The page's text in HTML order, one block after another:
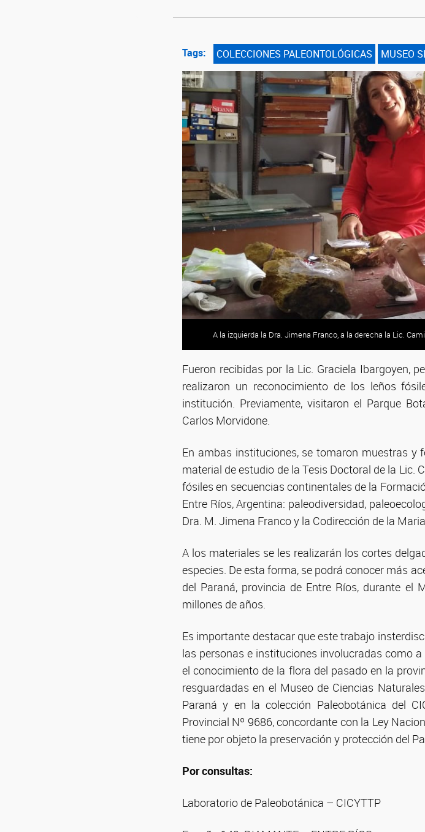
Tags: COLECCIONES PALEONTOLÓGICAS MUSEO
A la izquierda la Dra. Jimena Franco, a la derecha la Lic.
Fueron recibidas por la Lic. Graciela Ibargoyen,
realizaron un reconocimiento de los leños
institución. Previamente, visitaron el Parque
Carlos Morvidone.
En ambas instituciones, se tomaron muestras y
material de estudio de la Tesis Doctoral de la Lic.
fósiles en secuencias continentales de la
Entre Ríos, Argentina: paleodiversidad,
Dra. M. Jimena Franco y la Codirección de la
A los materiales se les realizarán los cortes
especies. De esta forma, se podrá conocer más
del Paraná, provincia de Entre Ríos, durante el
millones de años.
Es importante destacar que este trabajo
las personas e instituciones involucradas como
el conocimiento de la flora del pasado en la
resguardadas en el Museo de Ciencias
Paraná y en la colección Paleobotánica del
Provincial Nº 9686, concordante con la Ley
tiene por objeto la preservación y protección del
Por consultas:
Laboratorio de Paleobotánica – CICYTTP